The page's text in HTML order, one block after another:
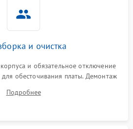
и очистка
и обязательное отключение
обесточивания платы. Демонтаж
с кристаллов чипов.
Подробнее